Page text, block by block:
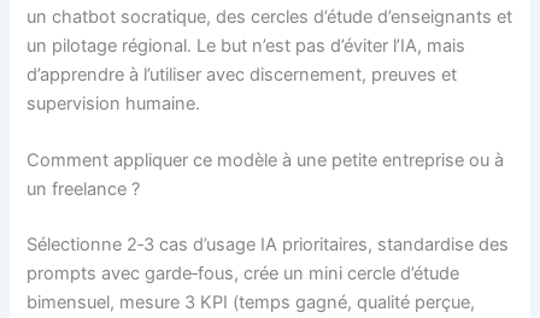
un chatbot socratique, des cercles d’étude d’enseignants et
un pilotage régional. Le but n’est pas d’éviter l’IA, mais
d’apprendre à l’utiliser avec discernement, preuves et
supervision humaine.
Comment appliquer ce modèle à une petite entreprise ou à
un freelance ?
Sélectionne 2‑3 cas d’usage IA prioritaires, standardise des
prompts avec garde‑fous, crée un mini cercle d’étude
bimensuel, mesure 3 KPI (temps gagné, qualité perçue,